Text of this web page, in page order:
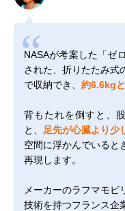
NASAが考案した「ゼ
された、折りたたみ式
で収納でき、 約6.6kg
背もたれを倒すと、
と、
足先が心臓より少
空間に浮かんでいると
再現します。
メーカーのラフマモビ
技術を持つフランス企